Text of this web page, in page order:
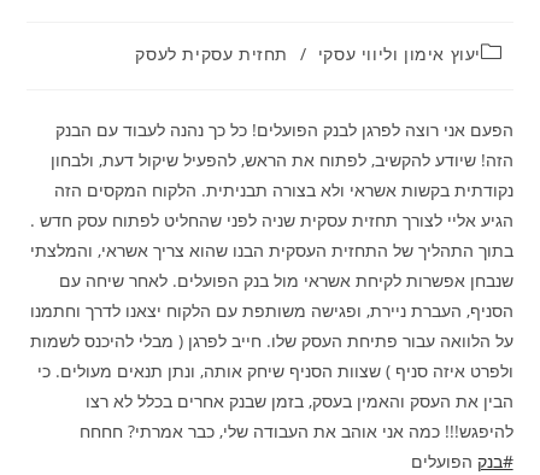
יעוץ אימון וליווי עסקי / תחזית עסקית לעסק
הפעם אני רוצה לפרגן לבנק הפועלים! כל כך נהנה לעבוד עם הבנק
הזה! שיודע להקשיב, לפתוח את הראש, להפעיל שיקול דעת, ולבחון
נקודתית בקשות אשראי ולא בצורה תבניתית. הלקוח המקסים הזה
הגיע אליי לצורך תחזית עסקית שניה לפני שהחליט לפתוח עסק חדש .
בתוך התהליך של התחזית העסקית הבנו שהוא צריך אשראי, והמלצתי
שנבחן אפשרות לקיחת אשראי מול בנק הפועלים. לאחר שיחה עם
הסניף, העברת ניירת, ופגישה משותפת עם הלקוח יצאנו לדרך וחתמנו
על הלוואה עבור פתיחת העסק שלו. חייב לפרגן ( מבלי להיכנס לשמות
ולפרט איזה סניף ) שצוות הסניף שיחק אותה, ונתן תנאים מעולים. כי
הבין את העסק והאמין בעסק, בזמן שבנק אחרים בכלל לא רצו
להיפגש!!! כמה אני אוהב את העבודה שלי, כבר אמרתי? חחחח
#בנק הפועלים